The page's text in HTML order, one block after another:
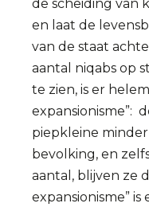
de scheiding van
en laat de
van de staat
aantal niqabs op
te zien, is er
expansionisme”:
piepkleine
bevolking, en
aantal, blijven ze
expansionisme”